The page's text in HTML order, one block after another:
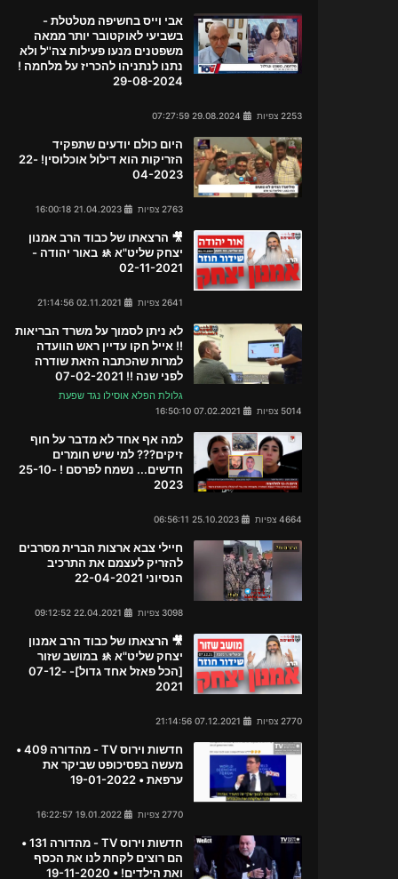
אבי וייס בחשיפה מטלטלת -
בשביעי לאוקטובר יותר ממאה
משפטנים מנעו פעילות צה''ל ולא
נתנו לנתניהו להכריז על מלחמה !
29-08-2024
2253 צפיות
היום כולם יודעים שתפקיד
הזריקות הוא דילול אוכלוסין! 22-
04-2023
2763 צפיות
🎥 הרצאתו של כבוד הרב אמנון
יצחק שליט"א 🚸 באור יהודה -
02-11-2021
2641 צפיות
לא ניתן לסמוך על משרד הבריאות
!! אייל חקו עדיין ראש הוועדה
למרות שהכתבה הזאת שודרה
לפני שנה !! 07-02-2021
גלולת הפלא אוסילו נגד שפעת
5014 צפיות
למה אף אחד לא מדבר על חוף
זיקים??? למי שיש חומרים
חדשים... נשמח לפרסם ! 25-10-
2023
4664 צפיות
חיילי צבא ארצות הברית מסרבים
להזריק לעצמם את התרכיב
הנסיוני 22-04-2021
3098 צפיות
🎥 הרצאתו של כבוד הרב אמנון
יצחק שליט"א 🚸 במושב שזור
[הכל פאזל אחד גדול]- 07-12-
2021
2770 צפיות
חדשות וירוס TV - מהדורה 409 •
מעשה בפסיכופט שביקר את
ערפאת • 19-01-2022
2770 צפיות
חדשות וירוס TV - מהדורה 131 •
הם רוצים לקחת לנו את הכסף
ואת הילדים! • 19-11-2020